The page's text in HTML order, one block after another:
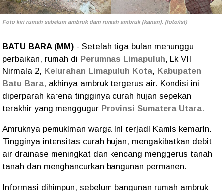
Foto kiri rumah sebelum ambruk dam rumah ambruk (kanan). (foto/ist)
BATU BARA (MM) - Setelah tiga bulan menunggu
perbaikan, rumah di Perumnas Limapuluh, Lk VII
Nirmala 2, Kelurahan Limapuluh Kota, Kabupaten
Batu Bara, akhinya ambruk tergerus air. Kondisi ini
diperparah karena tingginya curah hujan sepekan
terakhir yang menggugur Provinsi Sumatera Utara.
Amruknya pemukiman warga ini terjadi Kamis kemarin.
Tingginya intensitas curah hujan, mengakibatkan debit
air drainase meningkat dan kencang menggerus tanah
tanah dan menghancurkan bangunan permanen.
Informasi dihimpun, sebelum bangunan rumah ambruk